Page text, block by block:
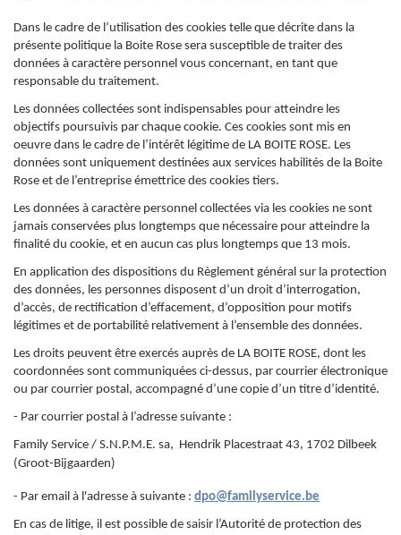
Dans le cadre de l’utilisation des cookies telle que décrite dans la
présente politique la Boite Rose sera susceptible de traiter des
données à caractère personnel vous concernant, en tant que
responsable du traitement.
Les données collectées sont indispensables pour atteindre les
objectifs poursuivis par chaque cookie. Ces cookies sont mis en
oeuvre dans le cadre de l’intérêt légitime de LA BOITE ROSE. Les
données sont uniquement destinées aux services habilités de la Boite
Rose et de l’entreprise émettrice des cookies tiers.
Les données à caractère personnel collectées via les cookies ne sont
jamais conservées plus longtemps que nécessaire pour atteindre la
finalité du cookie, et en aucun cas plus longtemps que 13 mois.
En application des dispositions du Règlement général sur la protection
des données, les personnes disposent d’un droit d’interrogation,
d’accès, de rectification d’effacement, d’opposition pour motifs
légitimes et de portabilité relativement à l’ensemble des données.
Les droits peuvent être exercés auprès de LA BOITE ROSE, dont les
coordonnées sont communiquées ci-dessus, par courrier électronique
ou par courrier postal, accompagné d’une copie d’un titre d’identité.
- Par courrier postal à l’adresse suivante :
Family Service / S.N.P.M.E. sa, Hendrik Placestraat 43, 1702 Dilbeek
(Groot-Bijgaarden)
- Par email à l'adresse à suivante : dpo@familyservice.be
En cas de litige, il est possible de saisir l’Autorité de protection des